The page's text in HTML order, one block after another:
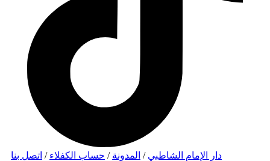
دار الإمام الشاطبي / المدونة / حساب الكفلاء / اتصل بنا